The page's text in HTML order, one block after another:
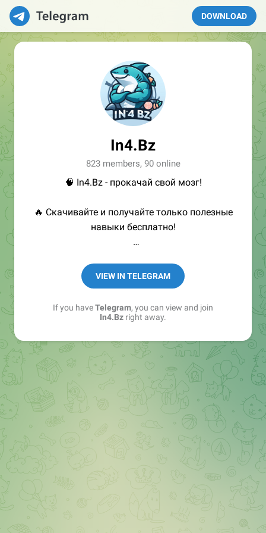
DOWNLOAD
In4.Bz
823 members, 90 online
🧠 In4.Bz - прокачай свой мозг!
🔥 Скачивайте и получайте только полезные
навыки бесплатно!
➖ in4.bz/
➖ https://t.me/in4bz
➖ twitter.com/bz_in4
➖ https://t.me/in4news
VIEW IN TELEGRAM
If you haveTelegram, you can view and join
In4.Bz right away.